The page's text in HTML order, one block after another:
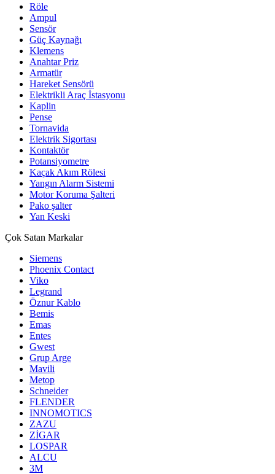
Röle
Ampul
Sensör
Güç Kaynağı
Klemens
Anahtar Priz
Armatür
Hareket Sensörü
Elektrikli Araç İstasyonu
Kaplin
Pense
Tornavida
Elektrik Sigortası
Kontaktör
Potansiyometre
Kaçak Akım Rölesi
Yangın Alarm Sistemi
Motor Koruma Şalteri
Pako şalter
Yan Keski
Çok Satan Markalar
Siemens
Phoenix Contact
Viko
Legrand
Öznur Kablo
Bemis
Emas
Entes
Gwest
Grup Arge
Mavili
Metop
Schneider
FLENDER
INNOMOTICS
ZAZU
ZİGAR
LOSPAR
ALCU
3M